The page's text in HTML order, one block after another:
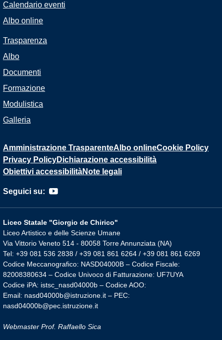
Calendario eventi
Albo online
Trasparenza
Albo
Documenti
Formazione
Modulistica
Galleria
Amministrazione TrasparenteAlbo onlineCookie Policy
Privacy PolicyDichiarazione accessibilità
Obiettivi accessibilitàNote legali
Seguici su:
Liceo Statale "Giorgio de Chirico"
Liceo Artistico e delle Scienze Umane
Via Vittorio Veneto 514 - 80058 Torre Annunziata (NA)
Tel: +39 081 536 2838 / +39 081 861 6264 / +39 081 861 6269
Codice Meccanografico: NASD04000B – Codice Fiscale:
82008380634 – Codice Univoco di Fatturazione: UF7UYA
Codice iPA: istsc_nasd04000b – Codice AOO:
Email: nasd04000b@istruzione.it – PEC:
nasd04000b@pec.istruzione.it
Webmaster Prof. Raffaello Sica